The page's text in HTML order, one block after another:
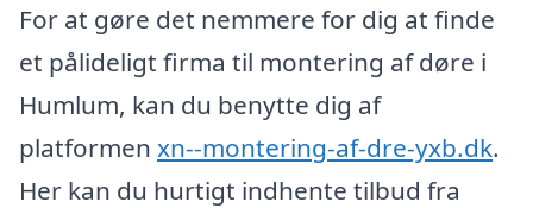
For at gøre det nemmere for dig at finde
et pålideligt firma til montering af døre i
Humlum, kan du benytte dig af
platformen xn--montering-af-dre-yxb.dk.
Her kan du hurtigt indhente tilbud fra